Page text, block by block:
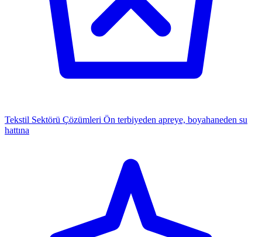
Tekstil Sektörü Çözümleri Ön terbiyeden apreye, boyahaneden su
hattına